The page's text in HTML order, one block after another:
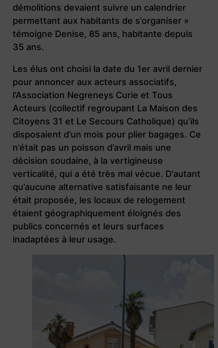
démolitions devaient suivre un calendrier
permettant aux habitants de s’organiser »
témoigne Denise, 85 ans, habitante depuis
35 ans.
Les élus ont choisi la date du 1er avril dernier
pour annoncer aux acteurs associatifs,
l’Association Negreneys Curie et Tous
Acteurs (collectif regroupant La Maison des
Citoyens 31 et Le Secours Catholique) qu’ils
disposaient d’un mois pour plier bagages. Ce
n’était pas un poisson d’avril mais une
décision soudaine, à la vertigineuse
verticalité, qui a été très mal vécue. D’autant
qu’aucune alternative satisfaisante ne leur
était proposée, les locaux de relogement
étaient géographiquement éloignés des
publics concernés et leurs surfaces
inadaptées à leur usage.